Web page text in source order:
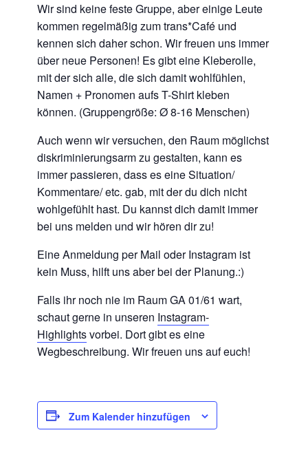
Wir sind keine festeGruppe, aber einige Leute
kommen regelmäßig zum trans*Café und
kennen sich daher schon. Wir freuen uns immer
überneue Personen! Es gibt eine Kleberolle,
mit dersich alle, die sich damit wohlfühlen,
Namen + Pronomen aufs T-Shirt kleben
können. (Gruppengröße: Ø 8-16 Menschen)
Auch wenn wir versuchen, den Raum möglichst
diskriminierungsarm zu gestalten, kann es
immer passieren, dass es eine Situation/
Kommentare/ etc. gab, mit der du dich nicht
wohlgefühlt hast. Du kannst dich damit immer
bei uns melden und wir hören dir zu!
Eine Anmeldung per Mail oder Instagram ist
kein Muss, hilft uns aber bei der Planung.:)
Falls ihr noch nie im Raum GA 01/61 wart,
schaut gerne in unseren Instagram-
Highlightsvorbei. Dort gibt es eine
Wegbeschreibung. Wir freuen uns auf euch!
Zum Kalender hinzufügen